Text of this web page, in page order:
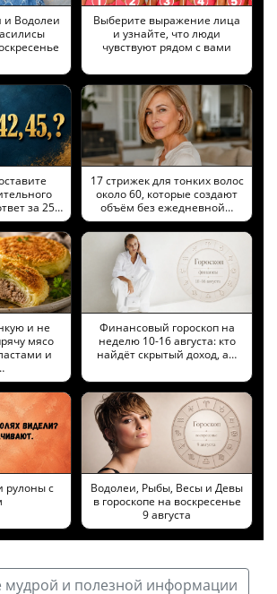
и Водолеи
Выберите выражение лица
и узнайте, что люди
чувствуют рядом с вами
за 25…
17 стрижек для тонких волос
около 60, которые создают
объём без ежедневной…
и не
мясо
и
Финансовый гороскоп на
неделю 10-16 августа: кто
найдёт скрытый доход, а…
рулоны с
Водолеи, Рыбы, Весы и Девы
в гороскопе на воскресенье
9 августа
и полезной информации